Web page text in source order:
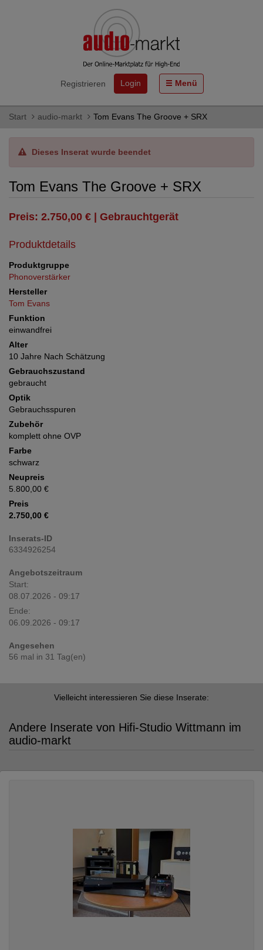
Registrieren Login Menü
Start audio-markt Tom Evans The Groove + SRX
Dieses Inserat wurde beendet
Tom Evans The Groove + SRX
Preis: 2.750,00 € | Gebrauchtgerät
Produktdetails
Produktgruppe
Phonoverstärker
Hersteller
Tom Evans
Funktion
einwandfrei
Alter
10 Jahre Nach Schätzung
Gebrauchszustand
gebraucht
Optik
Gebrauchsspuren
Zubehör
komplett ohne OVP
Farbe
schwarz
Neupreis
5.800,00 €
Preis
2.750,00 €
Inserats-ID
6334926254
Angebotszeitraum
Start:
08.07.2026 - 09:17
Ende:
06.09.2026 - 09:17
Angesehen
56 mal in 31 Tag(en)
Vielleicht interessieren Sie diese Inserate:
Andere Inserate von Hifi-Studio Wittmann im
audio-markt